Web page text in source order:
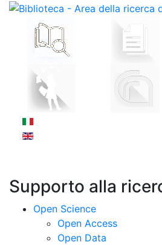
Supporto alla
Open Science
Open Access
Open Data